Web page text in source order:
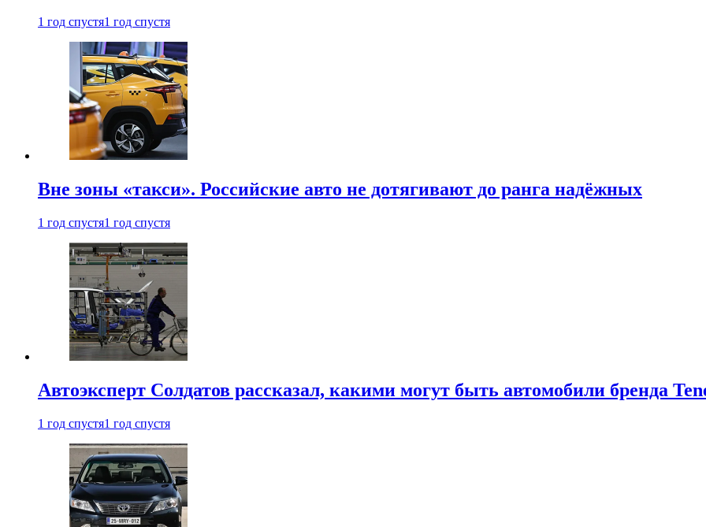
1 год спустя1 год спустя
Вне зоны «такси». Российские авто не дотягивают до ранга надёжных
1 год спустя1 год спустя
Автоэксперт Солдатов рассказал, какими могут быть автомобили бренда
1 год спустя1 год спустя